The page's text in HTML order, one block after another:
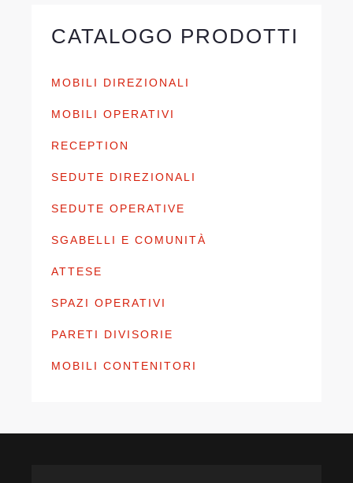
CATALOGO PRODOTTI
MOBILI DIREZIONALI
MOBILI OPERATIVI
RECEPTION
SEDUTE DIREZIONALI
SEDUTE OPERATIVE
SGABELLI E COMUNITÀ
ATTESE
SPAZI OPERATIVI
PARETI DIVISORIE
MOBILI CONTENITORI